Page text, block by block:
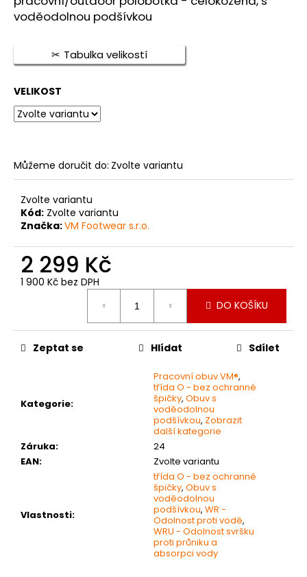
5,0
hvězdiček.
voděodolnou podšívkou
Tabulka velikostí
VELIKOST
Můžeme doručit do: Zvolte variantu
Zvolte variantu
Kód: Zvolte variantu
Značka:VM Footwear s.r.o.
2 299 Kč
1 900 Kč bez DPH
DO KOŠÍKU
Kategorie:
Pracovní obuv VM®,
třída O - bez ochranné
špičky, Obuv s
voděodolnou
podšívkou, Zobrazit
další kategorie
Záruka:
24
EAN: Zvolte variantu
Vlastnosti:
třída O - bez ochranné
špičky, Obuv s
voděodolnou
podšívkou, WR -
Odolnost proti vodě,
WRU - Odolnost svršku
proti průniku a
absorpci vody
Zeptat se Hlídat Sdílet
a
t
?
HLEDAT
D
o
p
o
e
195
Kč